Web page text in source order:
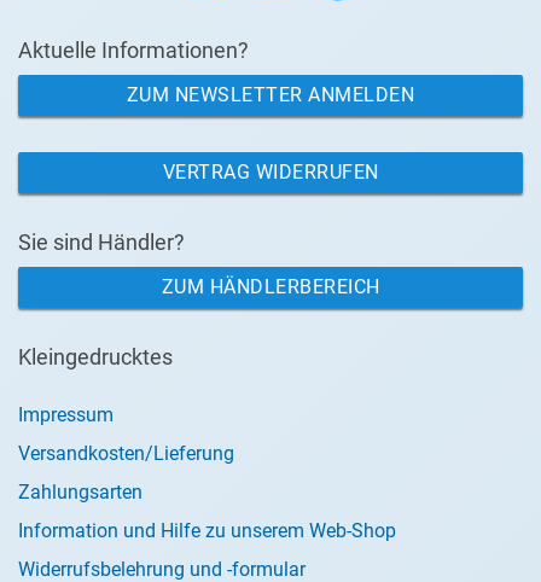
Aktuelle Informationen?
ZUM NEWSLETTER ANMELDEN
VERTRAG WIDERRUFEN
Sie sind Händler?
ZUM HÄNDLERBEREICH
Kleingedrucktes
Impressum
Versandkosten/Lieferung
Zahlungsarten
Information und Hilfe zu unserem Web-Shop
Widerrufsbelehrung und -formular